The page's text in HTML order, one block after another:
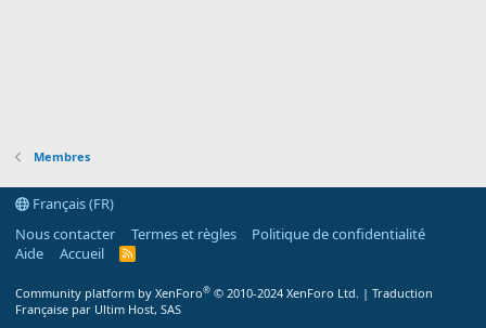
Membres
Français (FR)
Nous contacter
Termes et règles
Politique de confidentialité
Aide
Accueil
R
Community platform by XenForo® © 2010-2024 XenForo Ltd. | Traduction
Française par Ultim Host, SAS